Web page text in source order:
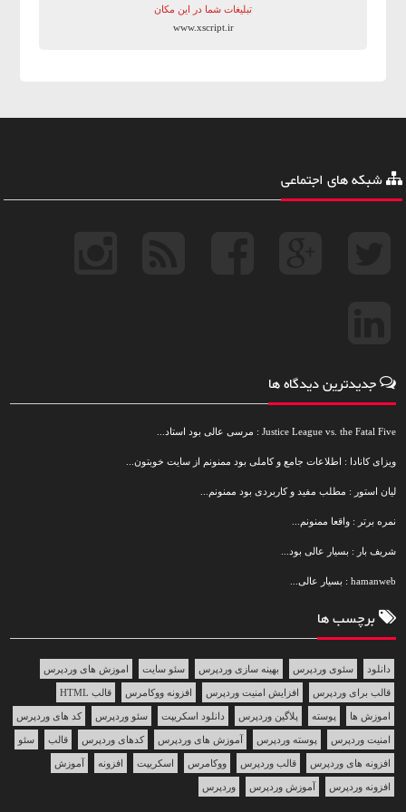
تبلیغات شما در این مکان
www.xscript.ir
شبکه های اجتماعی
جدیدترین دیدگاه ها
Justice League vs. the Fatal Five : مرسی عالی بود استاد...
ویزای کانادا : اطلاعات جامع و کاملی بود ممنونم از سایت خوبتون...
لیان استور : مطلب مفید و کاربردی بود ممنونم...
نمره برتر : واقعا ممنونم...
شریف بار : بسیار عالی بود...
hamanweb : بسیار عالی...
برچسب ها
دانلود سئوی وردپرس بهینه سازی وردپرس سئو سایت اموزش های وردپرس
قالب برای وردپرس افزایش امنیت وردپرس افزونه ووکامرس قالب HTML
اموزش ها پوسته پلاگین وردپرس دانلود اسکریپت سئو وردپرس کد های وردپرس
امنیت وردپرس پوسته وردپرس آموزش های وردپرس کدهای وردپرس قالب سئو
افزونه های وردپرس قالب وردپرس ووکامرس اسکریپت افزونه آموزش
افزونه وردپرس آموزش وردپرس وردپرس